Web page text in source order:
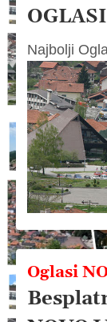
Najbolji
Oglasi